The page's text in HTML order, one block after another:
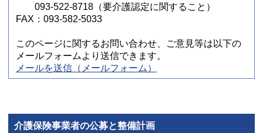
093-522-8718（要介護認定に関すること）
FAX：093-582-5033
このページに関するお問い合わせ、ご意見等は以下の
メールフォームより送信できます。
メールを送信（メールフォーム）
介護保険事業者の公募と整備計画